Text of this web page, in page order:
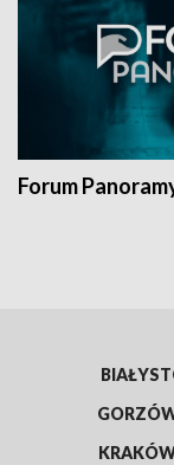
Forum